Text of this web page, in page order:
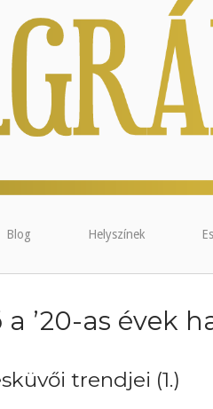
Blog Helyszínek
a ’20-as évek
trendjei (1.)